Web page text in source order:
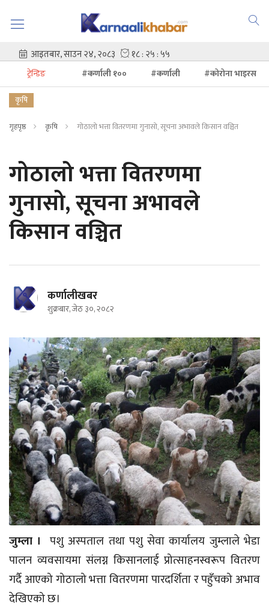
ट्रेन्डिङ #कर्णाली १०० #कर्णाली
#कोरोना भाइरस
कृषि
गृहपृष्ठ कृषि गोठालो भत्ता वितरणमा गुनासो, सूचना अभावले किसान वञ्चित
गोठालो भत्ता वितरणमा
गुनासो, सूचना अभावले
किसान वञ्चित
कर्णालीखबर
शुक्रबार, जेठ ३०, २०८२
जुम्ला । पशु अस्पताल तथा पशु सेवा कार्यालय जुम्लाले भेडा
पालन व्यवसायमा संलग्न किसानलाई प्रोत्साहनस्वरूप वितरण
गर्दै आएको गोठालो भत्ता वितरणमा पारदर्शिता र पहुँचको अभाव
देखिएको छ।